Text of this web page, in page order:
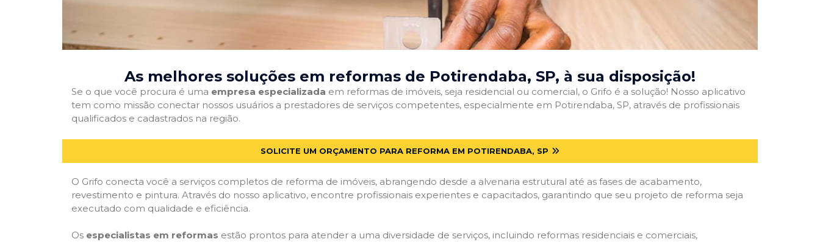
As melhores soluções em reformas de Potirendaba, SP, à sua disposição!
Se o que você procura é uma empresa especializada em reformas de imóveis, seja residencial ou comercial, o Grifo é a solução! Nosso aplicativo
tem como missão conectar nossos usuários a prestadores de serviços competentes, especialmente em Potirendaba, SP, através de profissionais
qualificados e cadastrados na região.
SOLICITE UM ORÇAMENTO PARA REFORMA EM POTIRENDABA, SP
O Grifo conecta você a serviços completos de reforma de imóveis, abrangendo desde a alvenaria estrutural até as fases de acabamento,
revestimento e pintura. Através do nosso aplicativo, encontre profissionais experientes e capacitados, garantindo que seu projeto de reforma seja
executado com qualidade e eficiência.
Os especialistas em reformas estão prontos para atender a uma diversidade de serviços, incluindo reformas residenciais e comerciais,